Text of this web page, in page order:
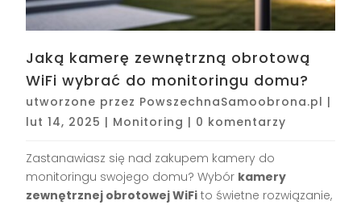
Jaką kamerę zewnętrzną obrotową
WiFi wybrać do monitoringu domu?
utworzone przez PowszechnaSamoobrona.pl |
lut 14, 2025 | Monitoring | 0 komentarzy
Zastanawiasz się nad zakupem kamery do
monitoringu swojego domu? Wybór kamery
zewnętrznej obrotowej WiFi to świetne rozwiązanie,